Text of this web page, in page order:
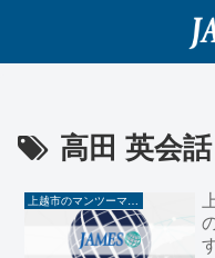
高田 英会話
上越市のマンツーマン英会話